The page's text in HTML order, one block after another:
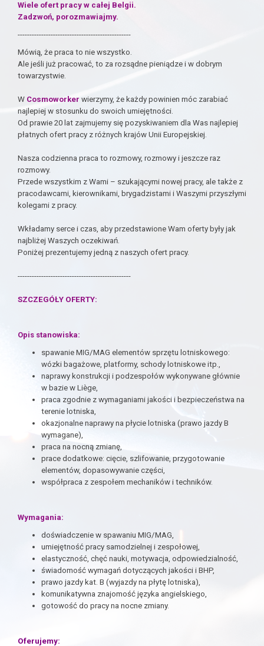
Wiele ofert pracy w całej Belgii.
Zadzwoń, porozmawiajmy.
------------------------------------------------
Mówią, że praca to nie wszystko.
Ale jeśli już pracować, to za rozsądne pieniądze i w dobrym
towarzystwie.
W Cosmoworker wierzymy, że każdy powinien móc zarabiać
najlepiej w stosunku do swoich umiejętności.
Od prawie 20 lat zajmujemy się pozyskiwaniem dla Was najlepiej
płatnych ofert pracy z różnych krajów Unii Europejskiej.
Nasza codzienna praca to rozmowy, rozmowy i jeszcze raz
rozmowy.
Przede wszystkim z Wami – szukającymi nowej pracy, ale także z
pracodawcami, kierownikami, brygadzistami i Waszymi przyszłymi
kolegami z pracy.
Wkładamy serce i czas, aby przedstawione Wam oferty były jak
najbliżej Waszych oczekiwań.
Poniżej prezentujemy jedną z naszych ofert pracy.
------------------------------------------------
SZCZEGÓŁY OFERTY:
Opis stanowiska:
spawanie MIG/MAG elementów sprzętu lotniskowego:
wózki bagażowe, platformy, schody lotniskowe itp.,
naprawy konstrukcji i podzespołów wykonywane głównie
w bazie w Liège,
praca zgodnie z wymaganiami jakości i bezpieczeństwa na
terenie lotniska,
okazjonalne naprawy na płycie lotniska (prawo jazdy B
wymagane),
praca na nocną zmianę,
prace dodatkowe: cięcie, szlifowanie, przygotowanie
elementów, dopasowywanie części,
współpraca z zespołem mechaników i techników.
Wymagania:
doświadczenie w spawaniu MIG/MAG,
umiejętność pracy samodzielnej i zespołowej,
elastyczność, chęć nauki, motywacja, odpowiedzialność,
świadomość wymagań dotyczących jakości i BHP,
prawo jazdy kat. B (wyjazdy na płytę lotniska),
komunikatywna znajomość języka angielskiego,
gotowość do pracy na nocne zmiany.
Oferujemy: